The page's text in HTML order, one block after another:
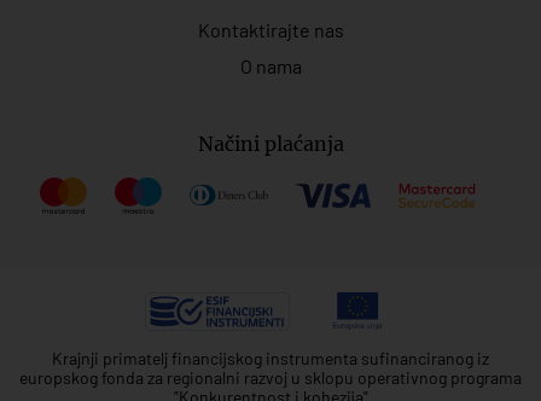
Kontaktirajte nas
O nama
Načini plaćanja
Krajnji primatelj financijskog instrumenta sufinanciranog iz
europskog fonda za regionalni razvoj u sklopu operativnog programa
"Konkurentnost i kohezija"